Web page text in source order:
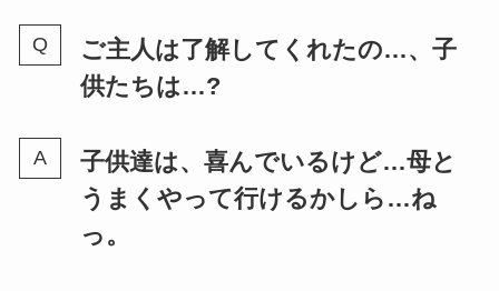
ご主人は了解してくれたの…、子
供たちは…?
子供達は、喜んでいるけど…母と
うまくやって行けるかしら…ね
っ。